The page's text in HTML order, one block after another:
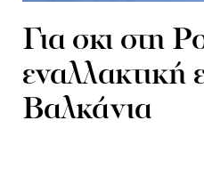
Για σκι στη
εναλλακτική
Βαλκάνια